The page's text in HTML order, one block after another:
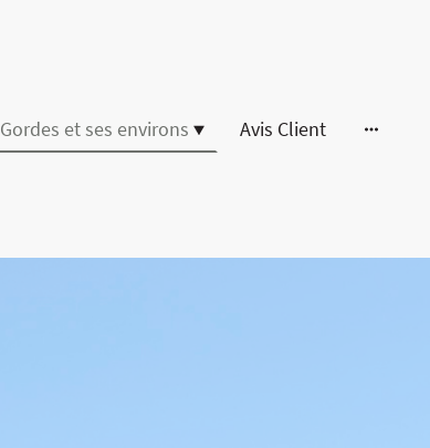
Gordes et ses environs Avis Client